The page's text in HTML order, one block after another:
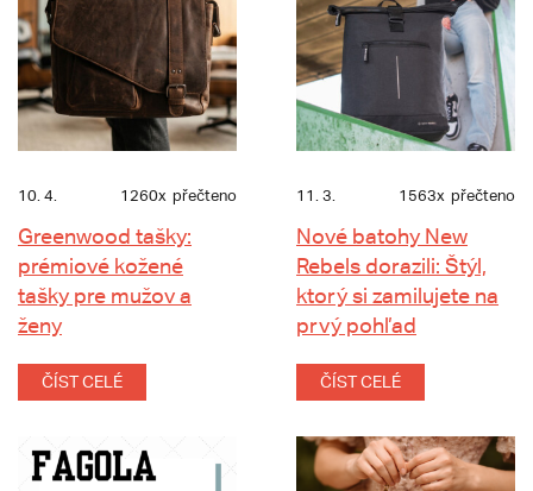
10. 4. 1260x přečteno
Greenwood tašky:
prémiové kožené
tašky pre mužov a
ženy
ČÍST CELÉ
11. 3. 1563x přečteno
Nové batohy New
Rebels dorazili: Štýl,
ktorý si zamilujete na
prvý pohľad
ČÍST CELÉ